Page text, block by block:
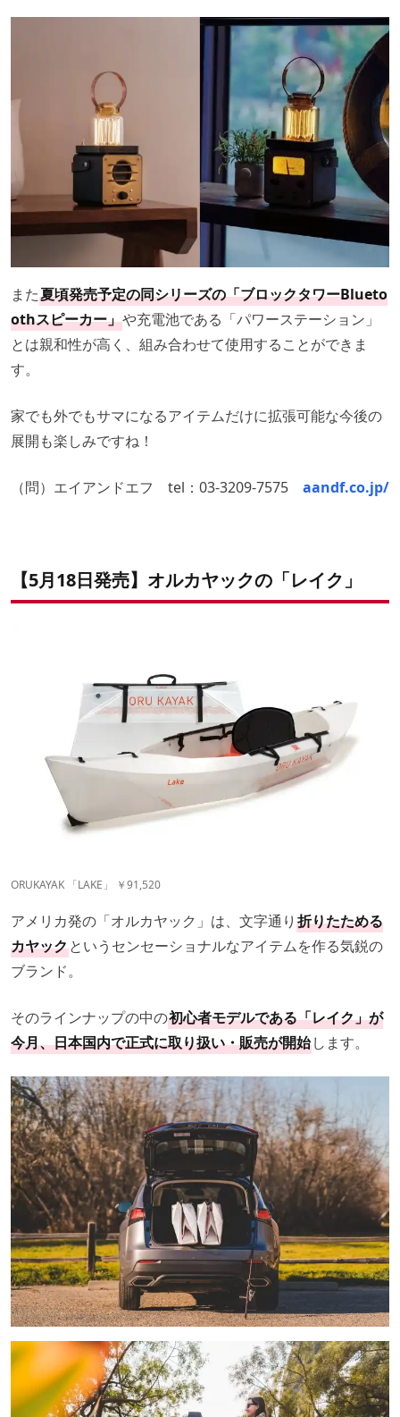
また夏頃発売予定の同シリーズの「ブロックタワーBlueto
othスピーカー」や充電池である「パワーステーション」
とは親和性が高く、組み合わせて使用することができま
す。
家でも外でもサマになるアイテムだけに拡張可能な今後の
展開も楽しみですね！
（問）エイアンドエフ tel：03-3209-7575 aandf.co.jp/
【5月18日発売】オルカヤックの「レイク」
ORUKAYAK 「LAKE」 ￥91,520
アメリカ発の「オルカヤック」は、文字通り 折りたためる
カヤックというセンセーショナルなアイテムを作る気鋭の
ブランド。
そのラインナップの中の初心者モデルである「レイク」が
今月、日本国内で正式に取り扱い・販売が開始します。